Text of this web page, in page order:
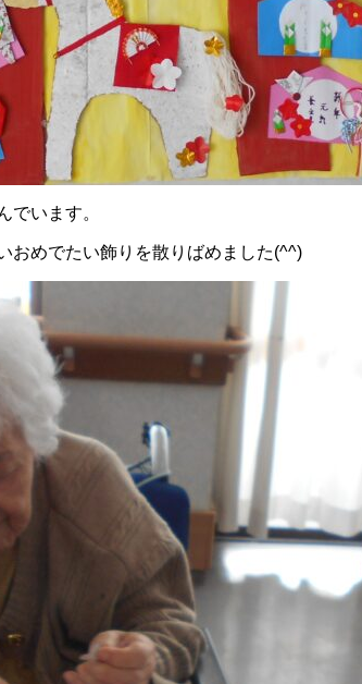
でいます。
おめでたい飾りを散りばめました(^^)